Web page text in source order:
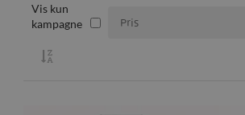
Vis kun
kampagne